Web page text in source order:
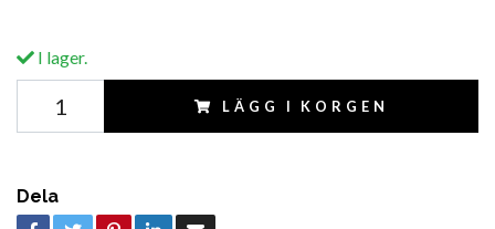
I lager.
LÄGG I KORGEN
Dela